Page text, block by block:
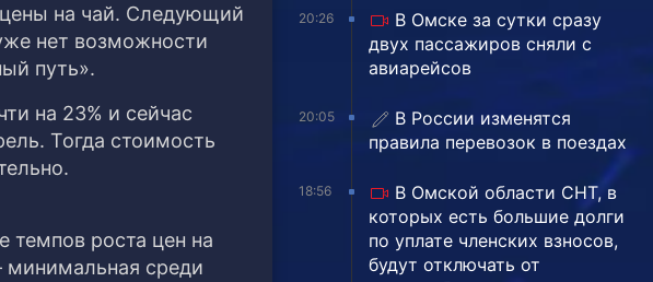
на чай. Следующий
нет возможности
путь».
на 23% и сейчас
Тогда стоимость
роста цен на
минимальная среди
20:26
В Омске за сутки сразу
двух пассажиров сняли с
авиарейсов
20:05
В России изменятся
правила перевозок в поездах
18:56
В Омской области СНТ, в
которых есть большие долги
по уплате членских взносов,
будут отключать от